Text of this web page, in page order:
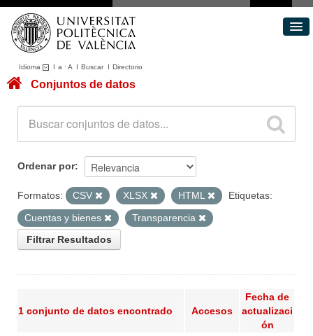
Idioma I a ·A I BuscarI Directorio
Conjuntos de datos
Acerca de
Portal de Transparencia
Conjuntos de datos
Ordenar por
Formatos: CSV XLSX HTML
Etiquetas:
Cuentas y bienes
Transparencia
Filtrar Resultados
1 conjunto de datos encontrado Accesos
Fecha de
actualizaci
ón